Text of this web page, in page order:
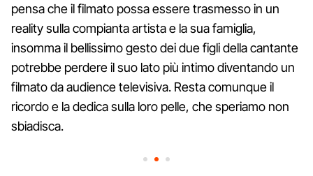
pensa che il filmato possa essere trasmesso in un
reality sulla compianta artista e la sua famiglia,
insomma il bellissimo gesto dei due figli della cantante
potrebbe perdere il suo lato più intimo diventando un
filmato da audience televisiva. Resta comunque il
ricordo e la dedica sulla loro pelle, che speriamo non
sbiadisca.